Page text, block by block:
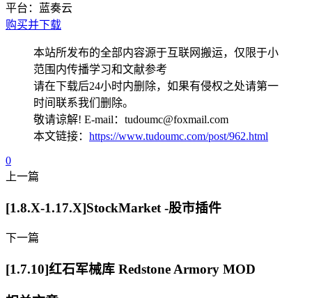
平台：
蓝奏云
购买并下载
本站所发布的全部内容源于互联网搬运，仅限于小
范围内传播学习和文献参考
请在下载后24小时内删除，如果有侵权之处请第一
时间联系我们删除。
敬请谅解! E-mail：tudoumc@foxmail.com
本文链接： https://www.tudoumc.com/post/962.html
0
上一篇
[1.8.X-1.17.X]StockMarket -股市插件
下一篇
[1.7.10]红石军械库 Redstone Armory MOD